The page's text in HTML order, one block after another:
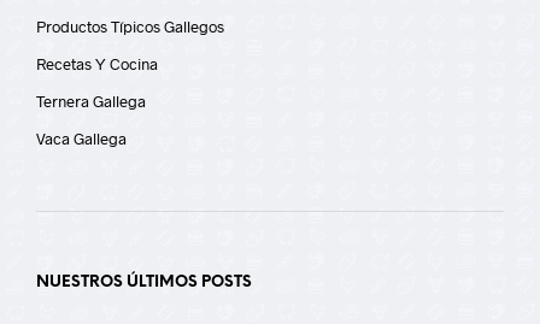
Productos Típicos Gallegos
Recetas Y Cocina
Ternera Gallega
Vaca Gallega
NUESTROS ÚLTIMOS POSTS